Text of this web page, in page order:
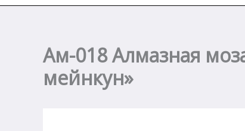
Ам-018 Алмазная
мейнкун»